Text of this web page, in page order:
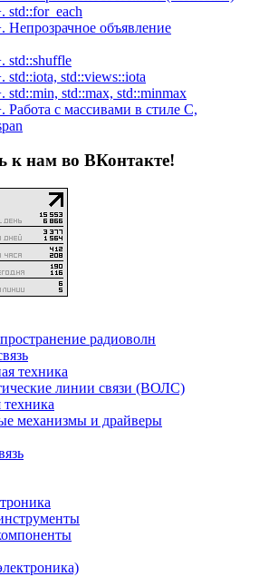
std::for_each
Непрозрачное объявление
std::shuffle
std::iota, std::views::iota
std::min, std::max, std::minmax
Работа с массивами в стиле C,
к нам во ВКонтакте!
радиоволн
техника
линии связи (ВОЛС)
механизмы и драйверы